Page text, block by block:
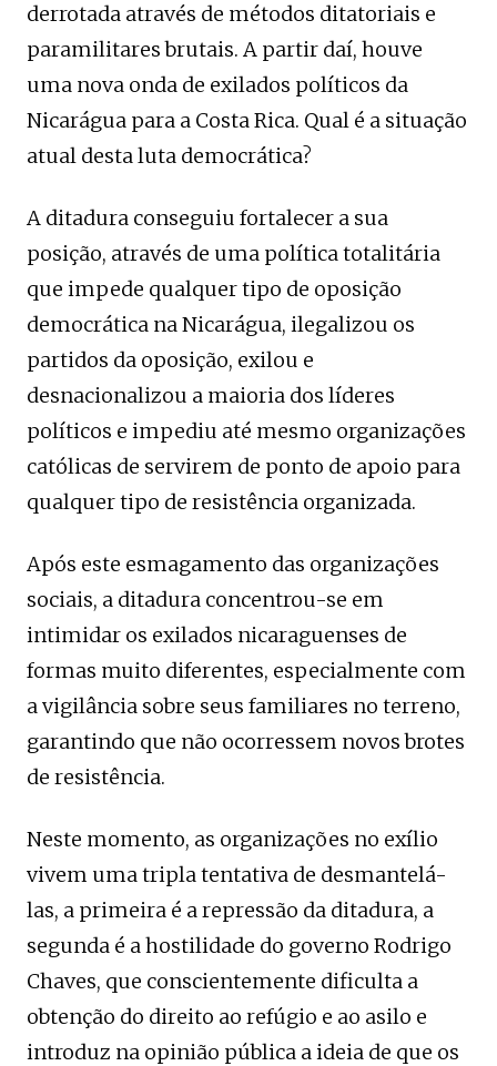
derrotada através de métodos ditatoriais e
paramilitares brutais. A partir daí, houve
uma nova onda de exilados políticos da
Nicarágua para a Costa Rica. Qual é a situação
atual desta luta democrática?
A ditadura conseguiu fortalecer a sua
posição, através de uma política totalitária
que impede qualquer tipo de oposição
democrática na Nicarágua, ilegalizou os
partidos da oposição, exilou e
desnacionalizou a maioria dos líderes
políticos e impediu até mesmo organizações
católicas de servirem de ponto de apoio para
qualquer tipo de resistência organizada.
Após este esmagamento das organizações
sociais, a ditadura concentrou-se em
intimidar os exilados nicaraguenses de
formas muito diferentes, especialmente com
a vigilância sobre seus familiares no terreno,
garantindo que não ocorressem novos brotes
de resistência.
Neste momento, as organizações no exílio
vivem uma tripla tentativa de desmantelá-
las, a primeira é a repressão da ditadura, a
segunda é a hostilidade do governo Rodrigo
Chaves, que conscientemente dificulta a
obtenção do direito ao refúgio e ao asilo e
introduz na opinião pública a ideia de que os